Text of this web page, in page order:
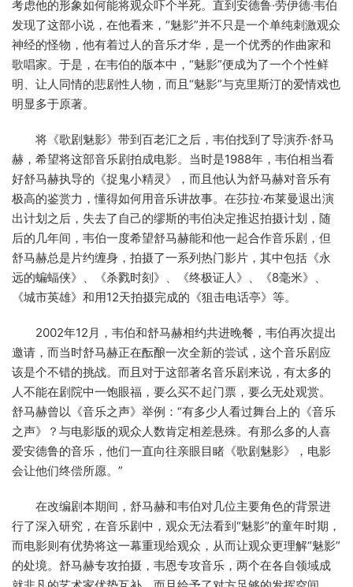
考虑他的形象如何能将观众吓个半死。直到安德鲁·劳伊德·韦伯
发现了这部小说，在他看来，“魅影”并不只是一个单纯刺激观众
神经的怪物，他有着过人的音乐才华，是一个优秀的作曲家和
歌唱家。于是，在韦伯的版本中，“魅影”便成为了一个个性鲜
明、让人同情的悲剧性人物，而且“魅影”与克里斯汀的爱情戏也
明显多于原著。
将《歌剧魅影》带到百老汇之后，韦伯找到了导演乔·舒马
赫，希望将这部音乐剧拍成电影。当时是1988年，韦伯相当看
好舒马赫执导的《捉鬼小精灵》，而且他认为舒马赫对音乐有
极高的鉴赏力，懂得如何用音乐讲故事。在莎拉·布莱曼退出演
出计划之后，失去了自己的缪斯的韦伯决定推迟拍摄计划，随
后的几年间，韦伯一度希望舒马赫能和他一起合作音乐剧，但
舒马赫总是片约缠身，拍摄了一系列热门影片，其中包括《永
远的蝙蝠侠》、《杀戮时刻》、《终极证人》、《8毫米》、
《城市英雄》和用12天拍摄完成的《狙击电话亭》等。
2002年12月，韦伯和舒马赫相约共进晚餐，韦伯再次提出
邀请，而当时舒马赫正在酝酿一次全新的尝试，这个音乐剧应
该是个不错的挑战。而且对于这部著名音乐剧来说，有太多的
人不能在剧院中一饱眼福，要么买不起门票，要么无处观赏。
舒马赫曾以《音乐之声》举例：“有多少人看过舞台上的《音乐
之声》？与电影版的观众人数肯定相差悬殊。有那么多的人喜
爱安德鲁的音乐，他们一直向往亲眼目睹《歌剧魅影》，电影
会让他们终偿所愿。”
在改编剧本期间，舒马赫和韦伯对几位主要角色的背景进
行了深入研究，在音乐剧中，观众无法看到“魅影”的童年时期，
而电影则有优势将这一幕重现给观众，从而让观众更理解“魅影”
的处境。舒马赫专攻拍摄，韦恩专攻音乐，两个在各自领域成